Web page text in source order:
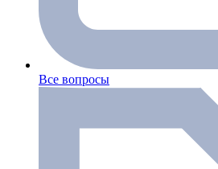
Все вопросы